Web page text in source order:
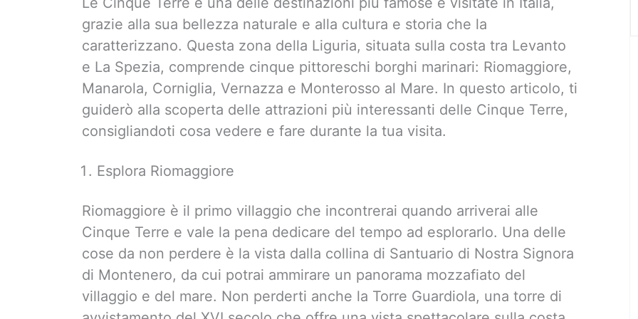
grazie alla sua bellezza naturale e alla cultura e storia che la
caratterizzano. Questa zona della Liguria, situata sulla costa tra Levanto
e La Spezia, comprende cinque pittoreschi borghi marinari: Riomaggiore,
Manarola, Corniglia, Vernazza e Monterosso al Mare. In questo articolo, ti
guiderò alla scoperta delle attrazioni più interessanti delle Cinque Terre,
consigliandoti cosa vedere e fare durante la tua visita.
Esplora Riomaggiore
Riomaggiore è il primo villaggio che incontrerai quando arriverai alle
Cinque Terre e vale la pena dedicare del tempo ad esplorarlo. Una delle
cose da non perdere è la vista dalla collina di Santuario di Nostra Signora
di Montenero, da cui potrai ammirare un panorama mozzafiato del
villaggio e del mare. Non perderti anche la Torre Guardiola, una torre di